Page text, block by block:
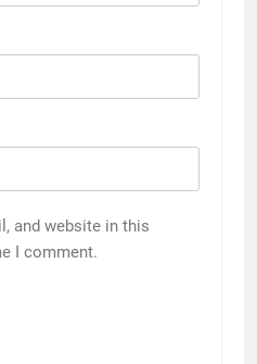
and website in this
I comment.